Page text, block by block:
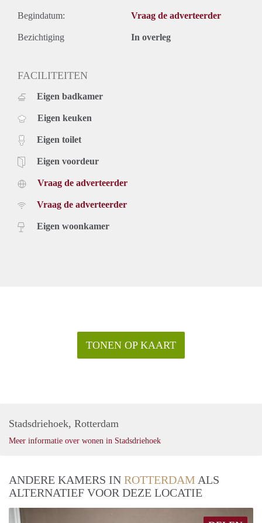
Begindatum: Vraag de adverteerder
Bezichtiging In overleg
FACILITEITEN
Eigen badkamer
Eigen keuken
Eigen toilet
Eigen voordeur
Vraag de adverteerder
Vraag de adverteerder
Eigen woonkamer
TONEN OP KAART
Stadsdriehoek, Rotterdam
Meer informatie over wonen in Stadsdriehoek
ANDERE KAMERS IN ROTTERDAM ALS
ALTERNATIEF VOOR DEZE LOCATIE